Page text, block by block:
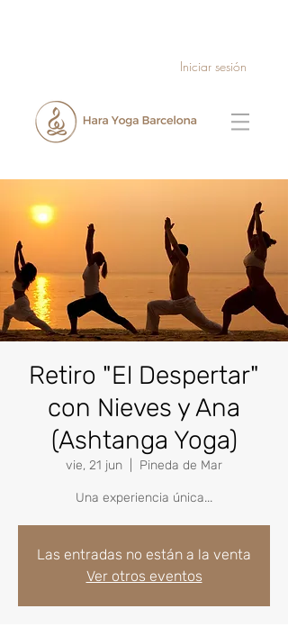
Iniciar sesión
Retiro "El Despertar"
con Nieves y Ana
(Ashtanga Yoga)
vie, 21 jun Pineda de Mar
Una experiencia única...
Las entradas no están a la venta
Ver otros eventos